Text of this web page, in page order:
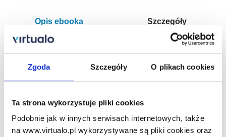
Zgoda Szczegóły O plikach cookies
Ta strona wykorzystuje pliki cookies
Podobnie jak w innych serwisach internetowych, także
na www.virtualo.pl wykorzystywane są pliki cookies oraz
Opis ebooka Szczegóły
Księżyc zaszedł. W niepewnym boju - ebook
Dwie poruszające historie amerykańskiego mistrza
pióra, który jak nikt inny objawia prawdę o człowieku.
„Księżyc zaszedł”, nowela, której posiadanie w
się w czasie II wojny światowej w nadmorskim miasteczku w
północnej Europie. Niespodziewany desant batalionu